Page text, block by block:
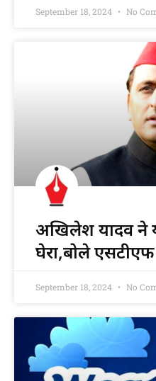
September 18, 2024 No
अखिलेश यादव ने
घेरा,बोले
September 18, 2024 No